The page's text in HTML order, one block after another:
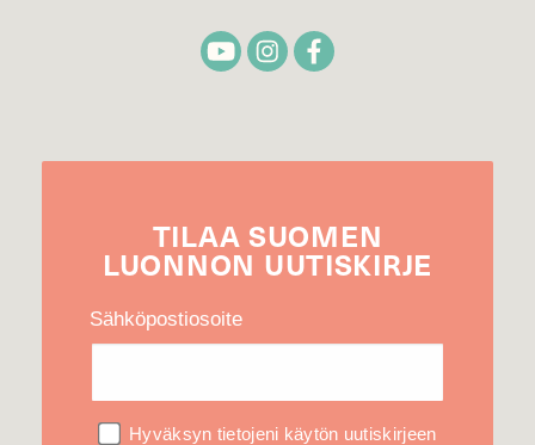
TILAA SUOMEN
LUONNON UUTIS­KIRJE
Sähköpostiosoite
Hyväksyn tietojeni käytön uutiskirjeen